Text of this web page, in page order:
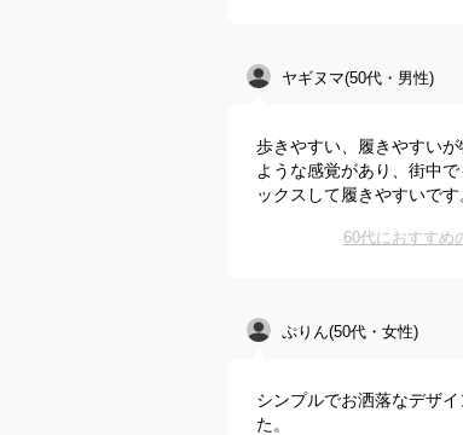
ヤギヌマ(50代・男性)
歩きやすい、履きやすい
ような感覚があり、街中
ックスして履きやすいです
60代におすすめ
ぷりん(50代・女性)
シンプルでお洒落なデザ
た。